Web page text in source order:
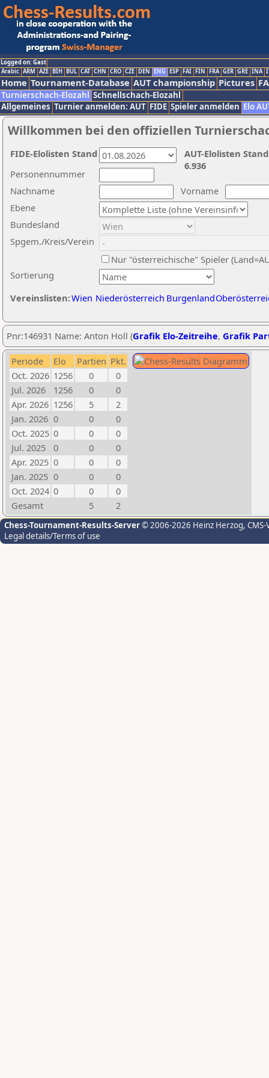
Logged on: Gast
Arabic ARM AZE BIH BUL CAT CHN CRO CZE DEN ENG ESP FAI FIN FRA GER GRE INA
Home Tournament-Database AUT championship Pictures
Turnierschach-Elozahl Schnellschach-Elozahl
Allgemeines Turnier anmelden: AUT FIDE Spieler anmelden Elo
Willkommen bei den offiziellen
Nachname
Vorname
Ebene
Sortierung
Personennummer
Bundesland
Spgem./Kreis/Verein
Nur "österreichische" Spieler
Vereinslisten:Wien Niederösterreich Burgenland
AUT-Elolisten
6.936
FIDE-Elolisten Stand
Pnr:146931 Name: Anton Holl (Grafik Elo-Zeitreihe, Grafik
Periode Elo Partien Pkt.
Oct. 2026 1256 0
0
Jul. 2026
1256 0
0
Apr. 2026 1256 5
2
Jan. 2026 0 0
0
Oct. 2025 0 0
0
Jul. 2025
0 0
0
Apr. 2025 0 0
0
Jan. 2025 0 0
0
Oct. 2024 0 0
0
Gesamt
5 2
Chess-Tournament-Results-Server© 2006-2026 Heinz Herzog,
Legal details/Terms of use